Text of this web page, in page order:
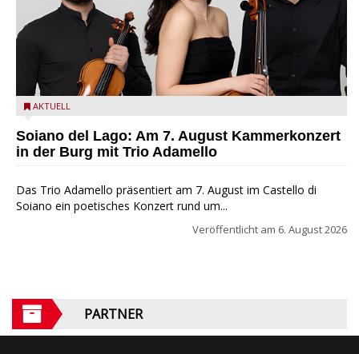
Trio Adamello
AKTUELL
Soiano del Lago: Am 7. August Kammerkonzert
in der Burg mit Trio Adamello
Das Trio Adamello präsentiert am 7. August im Castello di
Soiano ein poetisches Konzert rund um...
Veröffentlicht am 6. August 2026
PARTNER